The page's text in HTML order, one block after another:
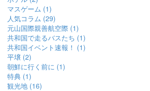
マスゲーム (1)
人気コラム (29)
元山国際親善航空際 (1)
共和国で走るバスたち (1)
共和国イベント速報！ (1)
平壌 (2)
朝鮮に行く前に (1)
特典 (1)
観光地 (16)